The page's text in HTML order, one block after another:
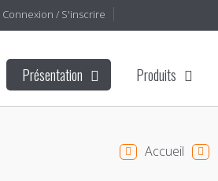
Connexion / S'inscrire
Présentation Produits
Accueil